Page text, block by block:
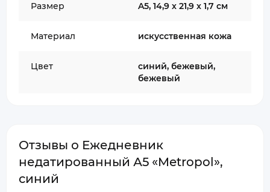
Размер A5, 14,9 х 21,9 х 1,7 см
Материал искусственная кожа
Цвет
синий, бежевый,
бежевый
Отзывы о Ежедневник
недатированный А5 «Metropol»,
синий